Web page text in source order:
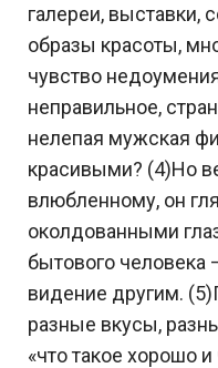
галереи, выставки,
образы красоты,
чувство
неправильное,
нелепая мужская
красивыми? (4)Но
влюбленному, он
околдованными
бытового человека
видение другим.
разные вкусы,
«что такое хорошо